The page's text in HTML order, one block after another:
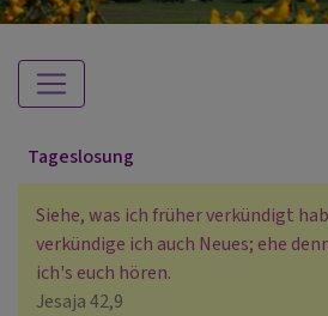
Hauptnavigation
Tageslosung
Siehe, was ich früher verkündigt
verkündige ich auch Neues; ehe
ich's euch hören.
Jesaja 42,9